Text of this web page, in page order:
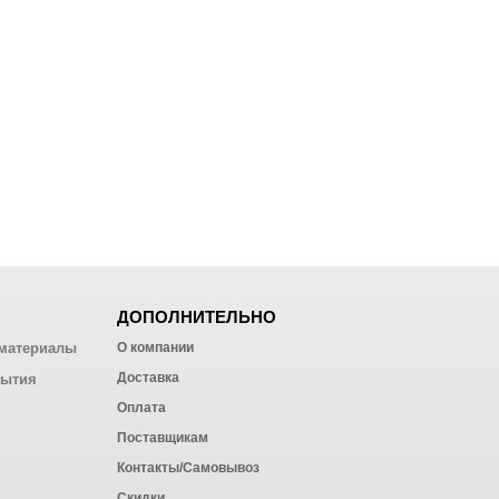
ДОПОЛНИТЕЛЬНО
О компании
Доставка
Оплата
Поставщикам
Контакты/Самовывоз